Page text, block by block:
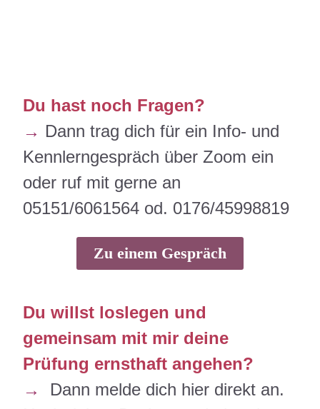
Du hast noch Fragen?
→ Dann trag dich für ein Info- und
Kennlerngespräch über Zoom ein
oder ruf mit gerne an
05151/6061564 od. 0176/45998819
Zu einem Gespräch
Du willst loslegen und
gemeinsam mit mir deine
Prüfung ernsthaft angehen?
→
Dann melde dich hier direkt an.